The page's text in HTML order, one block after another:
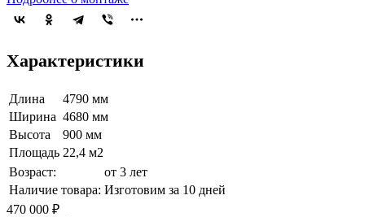
Характеристики
Длина
4790 мм
Ширина 4680 мм
Высота
900 мм
Площадь 22,4 м2
Возраст:
от 3 лет
Наличие товара: Изготовим за 10 дней
470 000 ₽